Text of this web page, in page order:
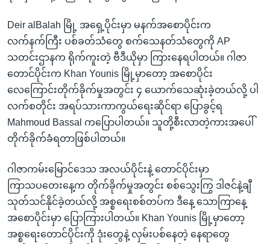
ရန်Deir alBalah မြို့ အရှေ့ပိုင်းမှာ မနက်အစောပိုင်းက
လက်နက်ကြီး ပစ်ခတ်သံတွေ စက်သေနတ်သံတွေကို AP
သတင်းဌာနက ရိုက်ကူးတဲ့ ဗီဒီယိုမှာ ကြားနေရပါတယ်။ ဂါဇာ
တောင်ပိုင်းက Khan Younis မြို့မှာတော့ အစောပိုင်း
လေကြောင်းတိုက်ခိုက်မှုအတွင်း ၄ ယောက်သေဆုံးခဲ့တယ်လို့ ပါ
လက်စတိုင်း အရပ်သားကာကွယ်ရေးဆိုင်ရာ ပြောခွင့်ရ
Mahmoud Bassal ကပြောပါတယ်။ သူတို့စီးလာတဲ့ကားအပေါ်
တိုက်ခိုက်ခံရတာဖြစ်ပါတယ်။
ဂါဇာကမ်းမြောင်ဒေသ အလယ်ပိုင်းနဲ့ တောင်ပိုင်းမှာ
ကြာသပတေးနေ့က တိုက်ခိုက်မှုအတွင်း စစ်သွေးကြွ ဒါဇင်နဲ့ချီ
သုတ်သင်နိုင်ခဲ့တယ်လို့ အစ္စရေးစစ်တပ်က ဒီနေ့ သောကြာနေ့
အစောပိုင်းမှာ ပြောကြားပါတယ်။ Khan Younis မြို့မှာတော့
အစ္စရေးတောင်ပိုင်းကို ဒုံးတွေနဲ့ လှမ်းပစ်နေတဲ့ နေရာတွေ